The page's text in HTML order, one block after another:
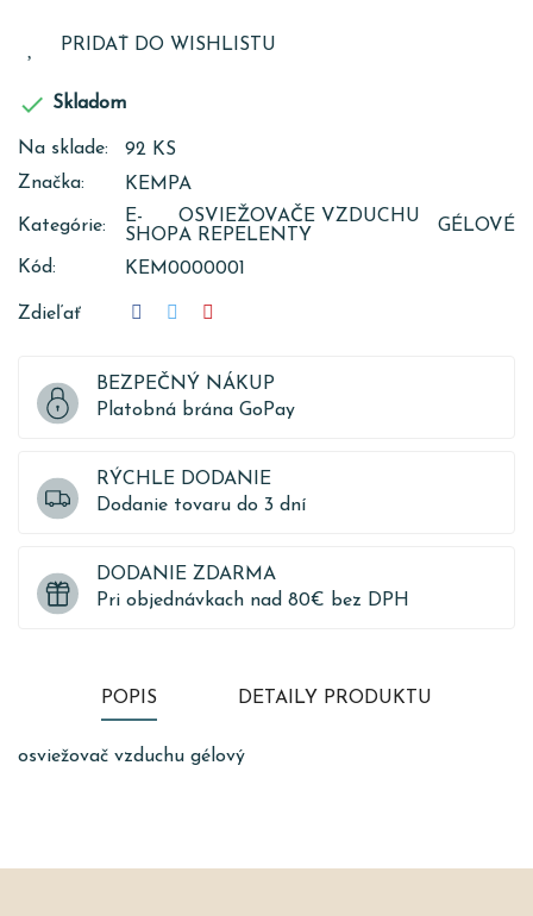
PRIDAŤ DO WISHLISTU
 Skladom
Na sklade:
92 KS
Značka:
KEMPA
Kategórie:
E-
SHOP
OSVIEŽOVAČE VZDUCHU
A REPELENTY
GÉLOVÉ
Kód: KEM0000001
Zdieľať
BEZPEČNÝ NÁKUP
Platobná brána GoPay
RÝCHLE DODANIE
Dodanie tovaru do 3 dní
DODANIE ZDARMA
Pri objednávkach nad 80€ bez DPH
POPIS DETAILY PRODUKTU
osviežovač vzduchu gélový